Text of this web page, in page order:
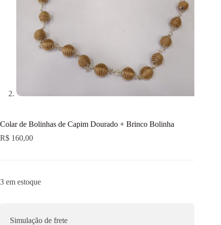
Colar de Bolinhas de Capim Dourado + Brinco Bolinha
R$ 160,00
3 em estoque
Simulação de frete